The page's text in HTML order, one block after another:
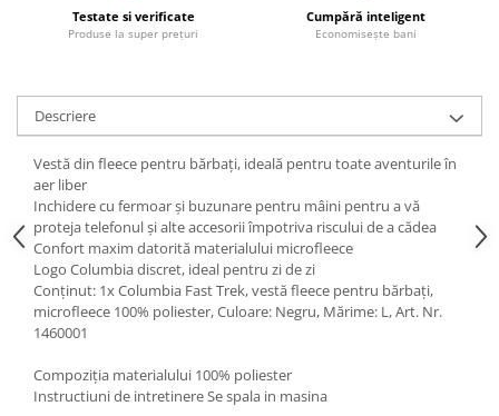
Aparate Racire Aer
Aragaze si cuptoare cu microunde
Electrocasnice pentru Bucatarie
Fiare de calcat si masini de cusut
Ingrijire Locuinta
Purificatoare de aer
Fashion
Bijuterii
Ceasuri barbatesti
Ceasuri dama
Cutii, curele si accesorii ceasuri
Genti si accesorii barbati
Genti si accesorii femei
Testate si verificate
Produse la super prețuri
Cumpără inteligent
Economisește bani
Descriere
Vestă din fleece pentru bărbați, ideală pentru toate aventurile în
aer liber
Inchidere cu fermoar și buzunare pentru mâini pentru a vă
proteja telefonul și alte accesorii împotriva riscului de a cădea
Confort maxim datorită materialului microfleece
Logo Columbia discret, ideal pentru zi de zi
Conținut: 1x Columbia Fast Trek, vestă fleece pentru bărbați,
microfleece 100% poliester, Culoare: Negru, Mărime: L, Art. Nr.
1460001
Compoziția materialului 100% poliester
Instructiuni de intretinere Se spala in masina